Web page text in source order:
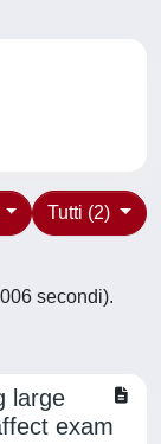
Tutti (2)
secondi).
large
exam